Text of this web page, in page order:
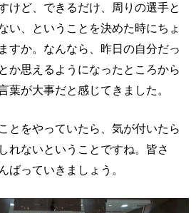
けど、できるだけ、周りの選手と
い、ということを決めた時にちょ
すか。なんなら、昨日の自分だっ
か思えるようになったところから
葉が大事だと感じてきました。
とをやっていたら、気が付いたら
れないということですね。皆さ
ばっていきましょう。